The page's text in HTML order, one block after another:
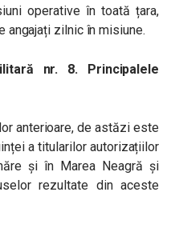
operative în toată țara,
angajați zilnic în misiune.
nr. 8. Principalele
anterioare, de astăzi este
a titularilor autorizațiilor
și în Marea Neagră și
rezultate din aceste